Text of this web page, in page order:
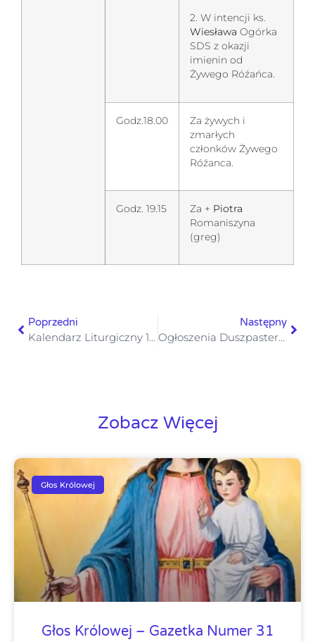
2. W intencji ks.
Wiesława Ogórka
SDS z okazji
imienin od
Żywego Róźańca.
Godz.18.00
Za żywych i
zmarłych
członków Żywego
Róźanca.
Godz. 19.15 Za + Piotra
Romaniszyna
(greg)
Poprzedni
Kalendarz Liturgiczny 1-6.12.2025
Następny
Ogłoszenia Duszpasterskie I Niedziela Adwentu 30 listopada 2025
Zobacz Więcej
Głos Królowej
Głos Królowej – Gazetka Numer 31